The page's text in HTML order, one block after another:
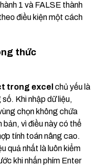
1 và FALSE thành
điều kiện một cách
thức
trong excel chủ yếu là
Khi nhập dữ liệu,
chọn không chứa
bản, vì điều này có thể
tính toán nâng cao.
quả nhất là luôn kiểm
khi nhấn phím Enter